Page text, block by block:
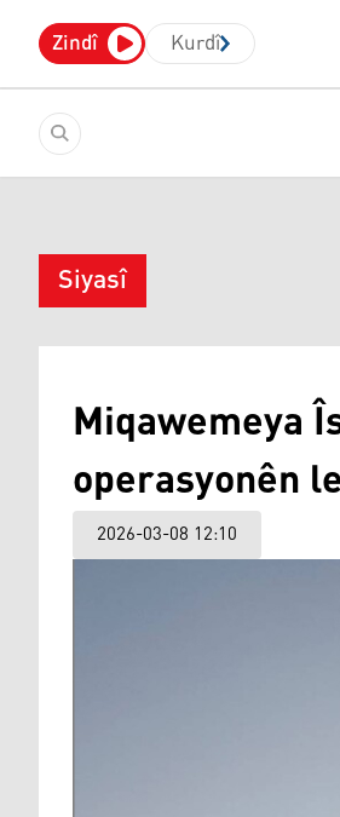
Zindî Kurdî
Siyasî
Miqawemeya
operasyonên
2026-03-08 12:10